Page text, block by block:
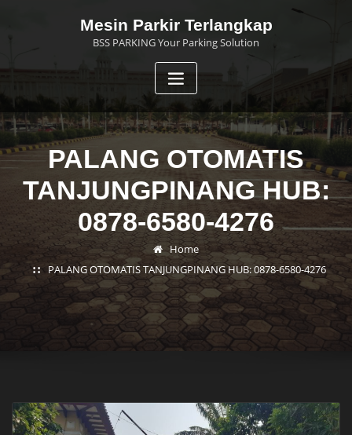
Mesin Parkir Terlangkap
BSS PARKING Your Parking Solution
PALANG OTOMATIS
TANJUNGPINANG HUB:
0878-6580-4276
Home
PALANG OTOMATIS TANJUNGPINANG HUB: 0878-6580-4276